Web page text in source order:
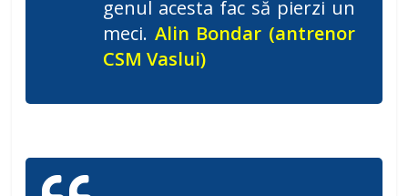
genul acesta fac să pierzi un
meci. Alin Bondar (antrenor
CSM Vaslui)